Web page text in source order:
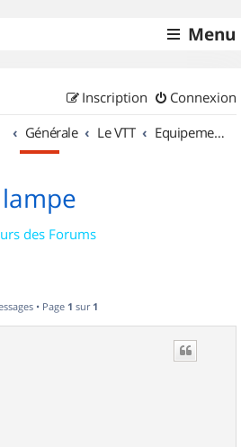
Menu
Connexion
Inscription
Générale Le VTT Equipements et Accessoires
lampe
des Forums
• Page 1 sur 1